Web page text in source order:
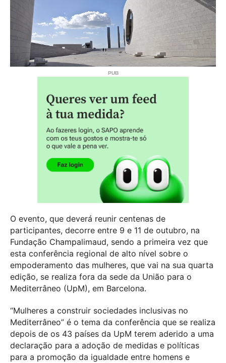
O evento, que deverá reunir centenas de
participantes, decorre entre 9 e 11 de outubro, na
Fundação Champalimaud, sendo a primeira vez que
esta conferência regional de alto nível sobre o
empoderamento das mulheres, que vai na sua quarta
edição, se realiza fora da sede da União para o
Mediterrâneo (UpM), em Barcelona.
“Mulheres a construir sociedades inclusivas no
Mediterrâneo” é o tema da conferência que se realiza
depois de os 43 países da UpM terem aderido a uma
declaração para a adoção de medidas e políticas
para a promoção da igualdade entre homens e